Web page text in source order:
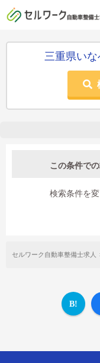
三重県い
この条件で
検索条件を
セルワーク自動車整備士求人